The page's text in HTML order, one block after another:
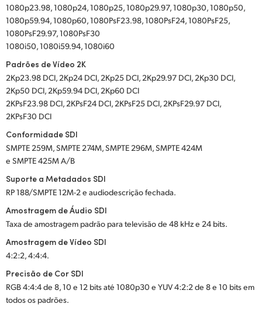
1080p23.98, 1080p24, 1080p25, 1080p29.97, 1080p30, 1080p50,
1080p59.94, 1080p60, 1080PsF23.98, 1080PsF24, 1080PsF25,
1080PsF29.97, 1080PsF30
1080i50, 1080i59.94, 1080i60
Padrões de Vídeo 2K
2Kp23.98 DCI, 2Kp24 DCI, 2Kp25 DCI, 2Kp29.97 DCI, 2Kp30 DCI,
2Kp50 DCI, 2Kp59.94 DCI, 2Kp60 DCI
2KPsF23.98 DCI, 2KPsF24 DCI, 2KPsF25 DCI, 2KPsF29.97 DCI,
2KPsF30 DCI
Conformidade SDI
SMPTE 259M, SMPTE 274M, SMPTE 296M, SMPTE 424M
e SMPTE 425M A/B
Suporte a Metadados SDI
RP 188/SMPTE 12M-2 e audiodescrição fechada.
Amostragem de Áudio SDI
Taxa de amostragem padrão para televisão de 48 kHz e 24 bits.
Amostragem de Vídeo SDI
4:2:2, 4:4:4.
Precisão de Cor SDI
RGB 4:4:4 de 8, 10 e 12 bits até 1080p30 e YUV 4:2:2 de 8 e 10 bits em
todos os padrões.